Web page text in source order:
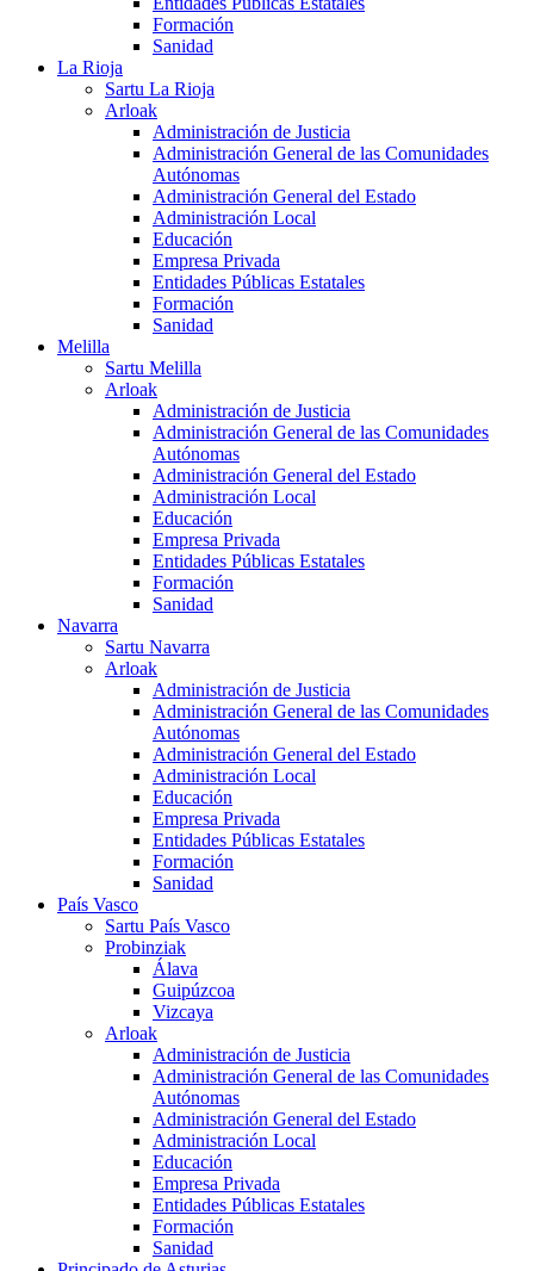
Formación
Sanidad
La Rioja
Sartu La Rioja
Arloak
Administración de Justicia
Administración General de las Comunidades
Autónomas
Administración General del Estado
Administración Local
Educación
Empresa Privada
Entidades Públicas Estatales
Formación
Sanidad
Melilla
Sartu Melilla
Arloak
Administración de Justicia
Administración General de las Comunidades
Autónomas
Administración General del Estado
Administración Local
Educación
Empresa Privada
Entidades Públicas Estatales
Formación
Sanidad
Navarra
Sartu Navarra
Arloak
Administración de Justicia
Administración General de las Comunidades
Autónomas
Administración General del Estado
Administración Local
Educación
Empresa Privada
Entidades Públicas Estatales
Formación
Sanidad
País Vasco
Sartu País Vasco
Probinziak
Álava
Guipúzcoa
Vizcaya
Arloak
Administración de Justicia
Administración General de las Comunidades
Autónomas
Administración General del Estado
Administración Local
Educación
Empresa Privada
Entidades Públicas Estatales
Formación
Sanidad